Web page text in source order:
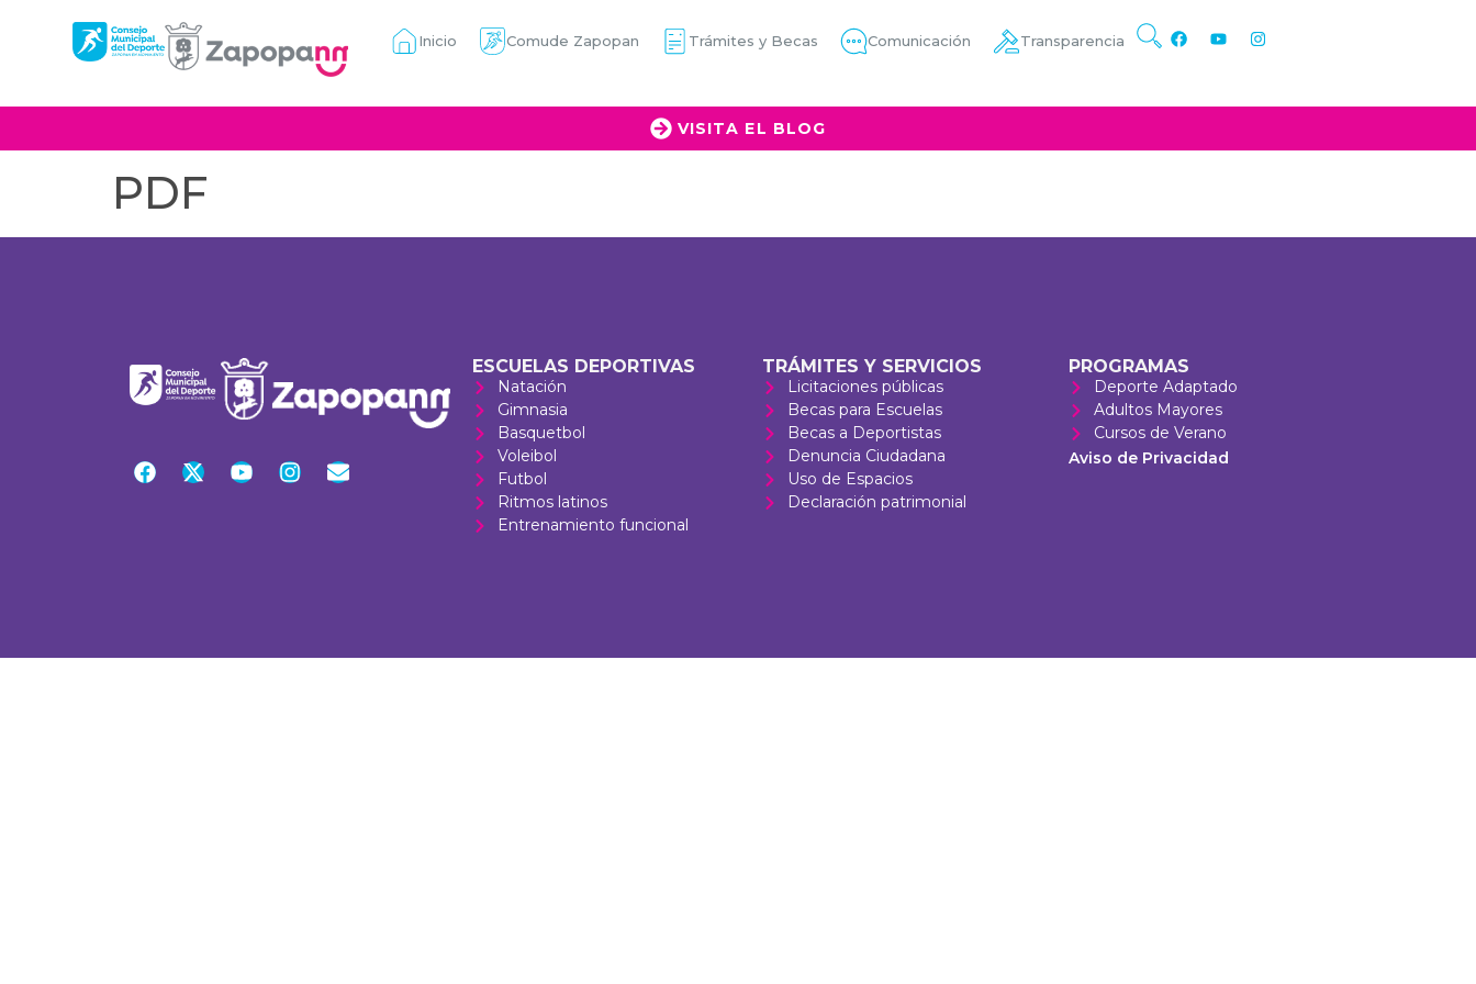
Inicio Comude Zapopan Trámites y Becas Comunicación Transparencia
VISITA EL BLOG
PDF
ESCUELAS DEPORTIVAS
Natación
Gimnasia
Basquetbol
Voleibol
Futbol
Ritmos latinos
Entrenamiento funcional
TRÁMITES Y SERVICIOS
Licitaciones públicas
Becas para Escuelas
Becas a Deportistas
Denuncia Ciudadana
Uso de Espacios
Declaración patrimonial
PROGRAMAS
Deporte Adaptado
Adultos Mayores
Cursos de Verano
Aviso de Privacidad